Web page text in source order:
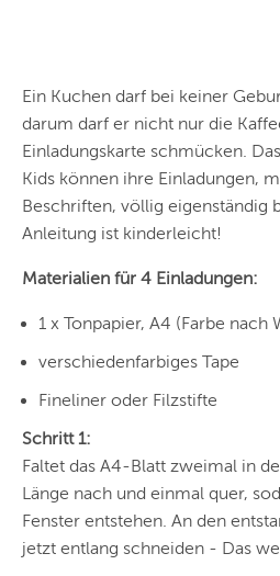
Ein Kuchen darf bei keiner
darum darf er nicht nur die
Einladungskarte schmücken.
Kids können ihre Einladungen,
Beschriften, völlig eigenständig
Anleitung ist kinderleicht!
Materialien für 4 Einladungen:
1 x Tonpapier, A4 (Farbe nach
verschiedenfarbiges Tape
Fineliner oder Filzstifte
Schritt 1:
Faltet das A4-Blatt zweimal in
Länge nach und einmal quer,
Fenster entstehen. An den
jetzt entlang schneiden - Das